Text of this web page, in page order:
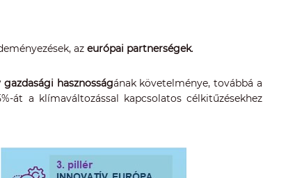
az európai partnerségek.
hasznosságának követelménye, továbbá a
át a klímaváltozással kapcsolatos célkitűzésekhez